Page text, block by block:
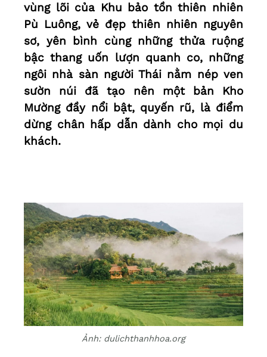
vùng lõi của Khu bảo tồn thiên nhiên
Pù Luông, vẻ đẹp thiên nhiên nguyên
sơ, yên bình cùng những thửa ruộng
bậc thang uốn lượn quanh co, những
ngôi nhà sàn người Thái nằm nép ven
sườn núi đã tạo nên một bản Kho
Mường đầy nổi bật, quyến rũ, là điểm
dừng chân hấp dẫn dành cho mọi du
khách.
Ảnh: dulichthanhhoa.org